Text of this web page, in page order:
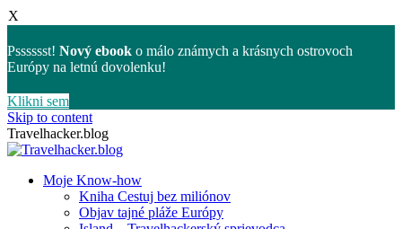
X
Psssssst! Nový ebook o málo známych a krásnych ostrovoch
Európy na letnú dovolenku!
Klikni sem
Skip to content
Travelhacker.blog
Moje Know-how
Kniha Cestuj bez miliónov
Objav tajné pláže Európy